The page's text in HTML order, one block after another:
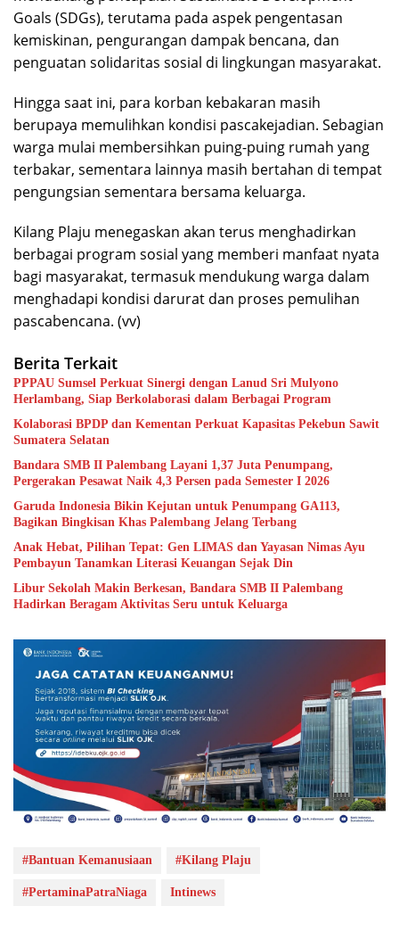
Goals (SDGs), terutama pada aspek pengentasan
kemiskinan, pengurangan dampak bencana, dan
penguatan solidaritas sosial di lingkungan masyarakat.
Hingga saat ini, para korban kebakaran masih
berupaya memulihkan kondisi pascakejadian. Sebagian
warga mulai membersihkan puing-puing rumah yang
terbakar, sementara lainnya masih bertahan di tempat
pengungsian sementara bersama keluarga.
Kilang Plaju menegaskan akan terus menghadirkan
berbagai program sosial yang memberi manfaat nyata
bagi masyarakat, termasuk mendukung warga dalam
menghadapi kondisi darurat dan proses pemulihan
pascabencana. (vv)
Berita Terkait
PPPAU Sumsel Perkuat Sinergi dengan Lanud Sri Mulyono
Herlambang, Siap Berkolaborasi dalam Berbagai Program
Kolaborasi BPDP dan Kementan Perkuat Kapasitas Pekebun Sawit
Sumatera Selatan
Bandara SMB II Palembang Layani 1,37 Juta Penumpang,
Pergerakan Pesawat Naik 4,3 Persen pada Semester I 2026
Garuda Indonesia Bikin Kejutan untuk Penumpang GA113,
Bagikan Bingkisan Khas Palembang Jelang Terbang
Anak Hebat, Pilihan Tepat: Gen LIMAS dan Yayasan Nimas Ayu
Pembayun Tanamkan Literasi Keuangan Sejak Din
Libur Sekolah Makin Berkesan, Bandara SMB II Palembang
Hadirkan Beragam Aktivitas Seru untuk Keluarga
#Bantuan Kemanusiaan #Kilang Plaju
#PertaminaPatraNiaga Intinews